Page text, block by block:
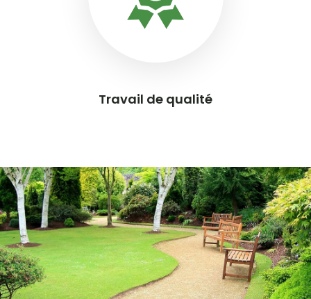
Travail de qualité